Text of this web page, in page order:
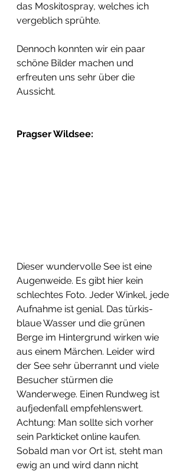
das Moskitospray, welches ich
vergeblich sprühte.
Dennoch konnten wir ein paar
schöne Bilder machen und
erfreuten uns sehr über die
Aussicht.
Pragser Wildsee:
Dieser wundervolle See ist eine
Augenweide. Es gibt hier kein
schlechtes Foto. Jeder Winkel, jede
Aufnahme ist genial. Das türkis-
blaue Wasser und die grünen
Berge im Hintergrund wirken wie
aus einem Märchen. Leider wird
der See sehr überrannt und viele
Besucher stürmen die
Wanderwege. Einen Rundweg ist
aufjedenfall empfehlenswert.
Achtung: Man sollte sich vorher
sein Parkticket online kaufen.
Sobald man vor Ort ist, steht man
ewig an und wird dann nicht